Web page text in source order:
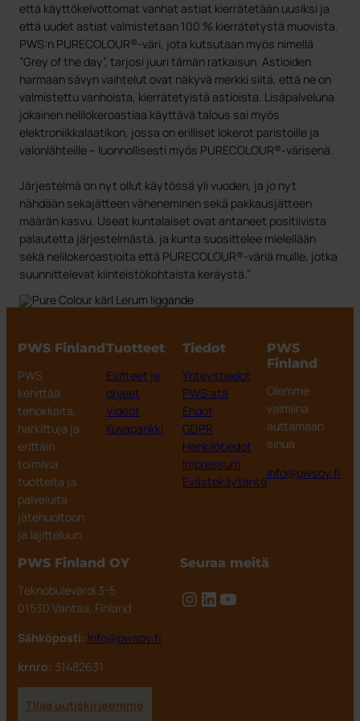
että käyttökelvottomat vanhat astiat kierrätetään uusiksi ja
että uudet astiat valmistetaan 100 % kierrätetystä muovista.
PWS:n PURECOLOUR®-väri, jota kutsutaan myös nimellä
”Grey of the day”, tarjosi juuri tämän ratkaisun. Astioiden
harmaan sävyn vaihtelut ovat näkyvä merkki siitä, että ne on
valmistettu vanhoista, kierrätetyistä astioista. Lisäpalveluna
jokainen nelilokeroastiaa käyttävä talous sai myös
elektroniikkalaatikon, jossa on erilliset lokerot paristoille ja
valonlähteille – luonnollisesti myös PURECOLOUR®-värisenä.
Järjestelmä on nyt ollut käytössä yli vuoden, ja jo nyt
nähdään sekajätteen väheneminen sekä pakkausjätteen
määrän kasvu. Useat kuntalaiset ovat antaneet positiivista
palautetta järjestelmästä, ja kunta suosittelee mielellään
sekä nelilokeroastioita että PURECOLOUR®-väriä muille, jotka
suunnittelevat kiinteistökohtaista keräystä.”
PWS Finland
PWS
kehittää
tehokkaita,
harkittuja ja
erittäin
toimivia
tuotteita ja
palveluita
jätehuoltoon
ja lajitteluun.
Tuotteet
Esitteet ja
ohjeet
Videot
Kuvapankki
Tiedot
Yhteystiedot
PWS:stä
Ehdot
GDPR
Henkilötiedot
Impressum
Evästekäytäntö
PWS
Finland
Olemme
valmiina
auttamaan
sinua
info@pwsoy.fi
PWS Finland OY
Teknobulevardi 3-5
01530 Vantaa, Finland
Sähköposti: info@pwsoy.fi
krnro: 31482631
Seuraa meitä
Instagram
LinkedIn
YouTube
Tilaa uutiskirjeemme